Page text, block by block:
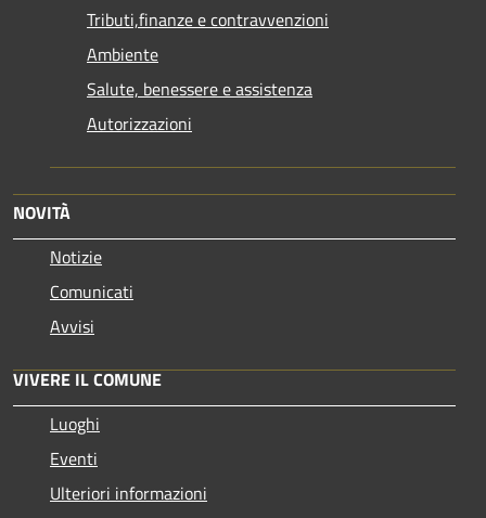
Tributi,finanze e contravvenzioni
Ambiente
Salute, benessere e assistenza
Autorizzazioni
NOVITÀ
Notizie
Comunicati
Avvisi
VIVERE IL COMUNE
Luoghi
Eventi
Ulteriori informazioni